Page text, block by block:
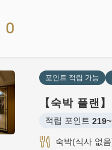
0
포인트 적립 가능
【숙박 플랜
적립 포인트 219~
숙박(식사 없